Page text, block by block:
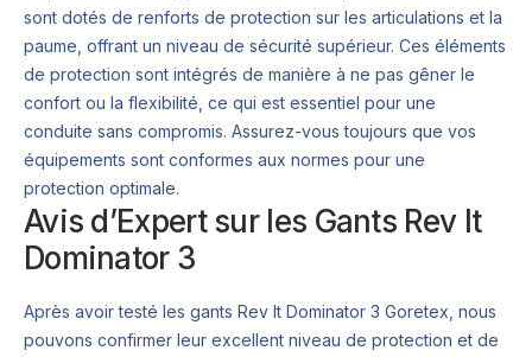
sont dotés de renforts de protection sur les articulations et la
paume, offrant un niveau de sécurité supérieur. Ces éléments
de protection sont intégrés de manière à ne pas gêner le
confort ou la flexibilité, ce qui est essentiel pour une
conduite sans compromis. Assurez-vous toujours que vos
équipements sont conformes aux normes pour une
protection optimale.
Avis d’Expert sur les Gants Rev It
Dominator 3
Après avoir testé les gants Rev It Dominator 3 Goretex, nous
pouvons confirmer leur excellent niveau de protection et de